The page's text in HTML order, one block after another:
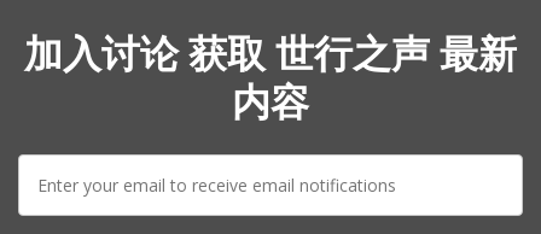
加入讨论 获取 世行之声 最新
内容
E-
mail: